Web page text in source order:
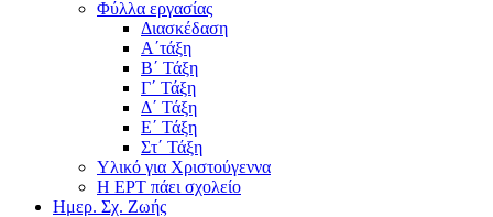
Φύλλα εργασίας
Διασκέδαση
Α΄τάξη
Β΄ Τάξη
Γ΄ Τάξη
Δ΄ Τάξη
Ε΄ Τάξη
Στ΄ Τάξη
Υλικό για Χριστούγεννα
Η ΕΡΤ πάει σχολείο
Ημερ. Σχ. Ζωής